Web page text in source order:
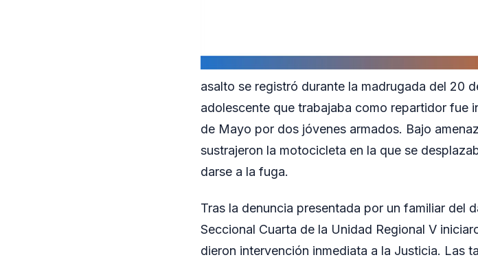
asalto se registró durante la madrugada del 20
adolescente que trabajaba como repartidor fue
de Mayo por dos jóvenes armados. Bajo
sustrajeron la motocicleta en la que se
darse a la fuga.
Tras la denuncia presentada por un familiar del
Seccional Cuarta de la Unidad Regional V
dieron intervención inmediata a la Justicia. Las